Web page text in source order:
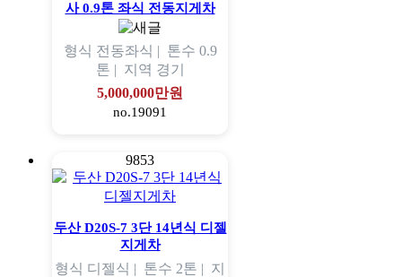
사 0.9톤 좌식 전동지게차
형식 전동좌식 | 톤수 0.9
톤 | 지역 경기
5,000,000만원
no.19091
9853
두산 D20S-7 3단 14년식 디젤
지게차
형식 디젤식 | 톤수 2톤 | 지